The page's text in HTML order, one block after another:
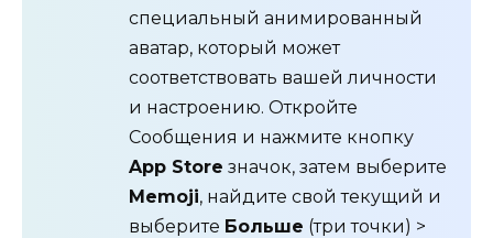
специальный анимированный
аватар, который может
соответствовать вашей личности
и настроению. Откройте
Сообщения и нажмите кнопку
App Store значок, затем выберите
Memoji, найдите свой текущий и
выберите Больше (три точки) >